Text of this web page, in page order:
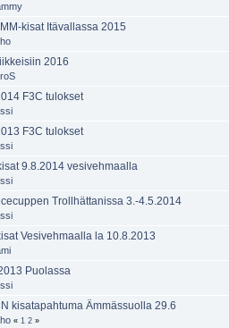
kisat Itävallassa 2015
2016
F3C tulokset
F3C tulokset
9.8.2014 vesivehmaalla
Trollhättanissa 3.-4.5.2014
Vesivehmaalla la 10.8.2013
Puolassa
kisatapahtuma Ämmässuolla 29.6
« 1 2 »